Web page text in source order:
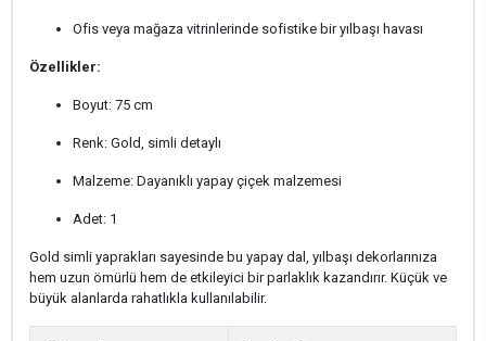
Ofis veya mağaza vitrinlerinde sofistike bir yılbaşı havası
Özellikler:
Boyut: 75 cm
Renk: Gold, simli detaylı
Malzeme: Dayanıklı yapay çiçek malzemesi
Adet: 1
Gold simli yaprakları sayesinde bu yapay dal, yılbaşı dekorlarınıza
hem uzun ömürlü hem de etkileyici bir parlaklık kazandırır. Küçük ve
büyük alanlarda rahatlıkla kullanılabilir.